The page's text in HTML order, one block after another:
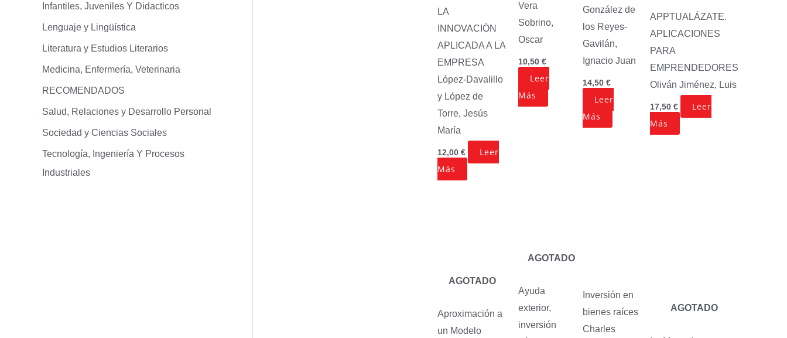
Infantiles, Juveniles Y Didacticos
Lenguaje y Lingüística
Literatura y Estudios Literarios
Medicina, Enfermería, Veterinaria
RECOMENDADOS
Salud, Relaciones y Desarrollo Personal
Sociedad y Ciencias Sociales
Tecnología, Ingeniería Y Procesos
Industriales
LA
INNOVACIÓN
APLICADA A LA
EMPRESA
López-Davalillo
y López de
Torre, Jesús
María
12,00 €
Leer
Más
Vera
Sobrino,
Oscar
10,50 €
Leer
Más
González de
los Reyes-
Gavilán,
Ignacio Juan
14,50 €
Leer
Más
APPTUALÁZATE.
APLICACIONES
PARA
EMPRENDEDORES
Oliván Jiménez, Luis
17,50 €
Leer
Más
AGOTADO
Aproximación a
un Modelo
AGOTADO
Ayuda
exterior,
inversión
Inversión en
bienes raíces
Charles
AGOTADO